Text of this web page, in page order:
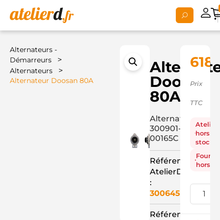
Alternateurs -
Démarreurs
>
Alternateurs >
Alternateur Doosan 80A
Doosan
80A
Alternateur
300901-
00165C
Référence
AtelierD
:
3006450
Référence
Prix
TTC
Atelier
hors
stock
hors